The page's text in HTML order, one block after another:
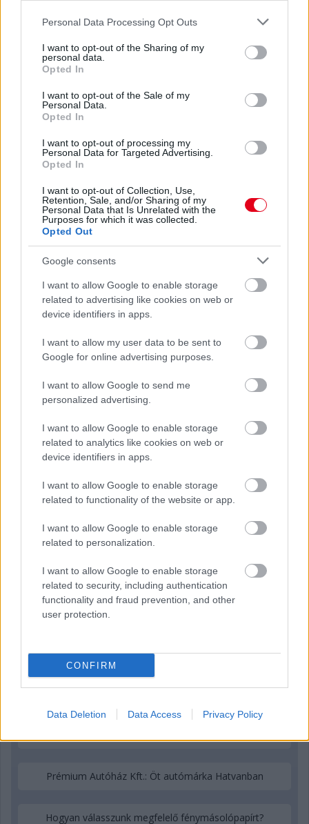
Please note that this website/app uses one or more Google
not limited to your visit or usage behaviour. You may click to
grant or deny consent to Google and its third-party tags to
use your data for below specified purposes in below Google
consent section.
Personal Data Processing Opt Outs
I want to opt-out of the Sharing of my
personal data.
Opted In
I want to opt-out of the Sale of my
Personal Data.
Opted In
I want to opt-out of processing my
Personal Data for Targeted Advertising.
Opted In
I want to opt-out of Collection, Use,
Retention, Sale, and/or Sharing of my
Personal Data that Is Unrelated with the
Purposes for which it was collected.
Opted Out
Google consents
I want to allow Google to enable storage
related to advertising like cookies on web or
device identifiers in apps.
I want to allow my user data to be sent to
Google for online advertising purposes.
I want to allow Google to send me
personalized advertising.
I want to allow Google to enable storage
related to analytics like cookies on web or
device identifiers in apps.
I want to allow Google to enable storage
related to functionality of the website or app.
I want to allow Google to enable storage
related to personalization.
I want to allow Google to enable storage
related to security, including authentication
functionality and fraud prevention, and other
user protection.
CONFIRM
Data Deletion Data Access Privacy Policy
4 napja
5 napja
Domenicali elárulta: Hockenheim érdeklődik az F1-es
visszatérés iránt
Prémium Autóház Kft.: Öt autómárka Hatvanban
Hogyan válasszunk megfelelő fénymásolópapírt?